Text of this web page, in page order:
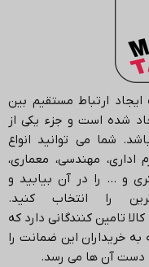
ارتباط مستقیم بین
شده است و جزء یکی از
شما می توانید انواع
اداری، مهندسی، معماری،
و … را در آن بیابید و
را انتخاب کنید.
تامین کنندگانی دارد که
به خریداران این ضمانت را
دست آن ها می رسد.